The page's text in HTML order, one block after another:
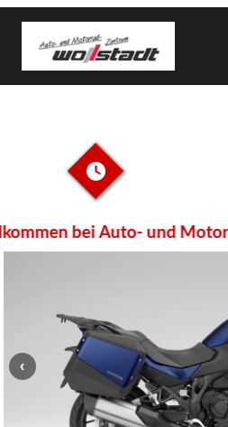
bei Auto- und